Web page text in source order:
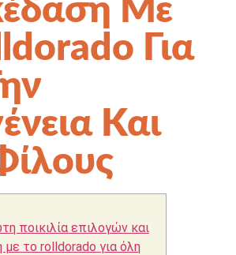
Με
Για
Και
ποικιλία επιλογών και
με το rolldorado για όλη